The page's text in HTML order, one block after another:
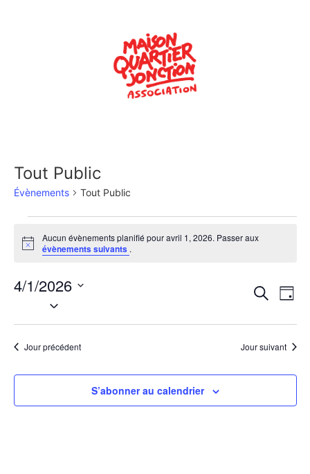
Tout Public
Évènements Tout Public
Notice
Aucun évènements planifié pour avril 1, 2026. Passer aux
évènements suivants .
et
de
vues
Recherche
Jour
4/1/2026
Sélectionnez
date.
Jour précédent Jour suivant
S’abonner au calendrier